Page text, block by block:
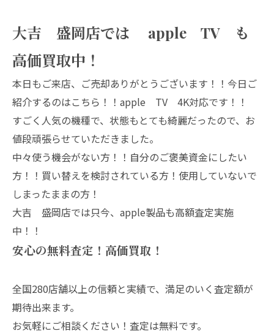
大吉 盛岡店では apple TV も
高価買取中！
本日もご来店、ご売却ありがとうございます！！今日ご
紹介するのはこちら！！apple TV 4K対応です！！
すごく人気の機種で、状態もとても綺麗だったので、お
値段頑張らせていただきました。
中々使う機会がない方！！自分のご褒美資金にしたい
方！！買い替えを検討されている方！使用していないで
しまったままの方！
大吉 盛岡店では只今、apple製品も高額査定実施
中！！
安心の無料査定！高価買取！
全国280店舗以上の信頼と実績で、満足のいく査定額が
期待出来ます。
お気軽にご相談ください！査定は無料です。